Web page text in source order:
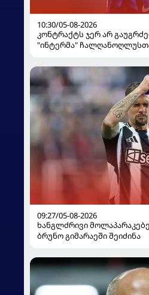
10:30/05-08-2026
კონტრაქტს ჯერ არ
"ინტერმა"
09:27/05-08-2026
ხანგლძრივი
ბრუნო გიმარაეში შეიძინა